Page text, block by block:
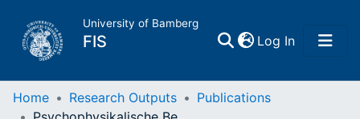
University of Bamberg
FIS Log In(current)
Home
Home Research Outputs
Publications